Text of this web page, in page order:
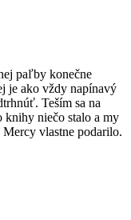
paľby konečne
je ako vždy napínavý
Teším sa na
knihy niečo stalo a my
vlastne podarilo.